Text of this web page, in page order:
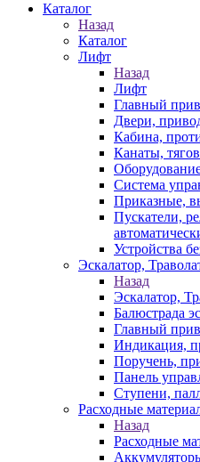
Каталог
Назад
Каталог
Лифт
Назад
Лифт
Главный
Двери,
Кабина,
Канаты,
Система
Приказные,
Пускатели,
Устройства
Эскалатор,
Назад
Эскалатор,
Балюстрада
Главный
Индикация,
Поручень,
Панель
Ступени,
Расходные
Назад
Расходные